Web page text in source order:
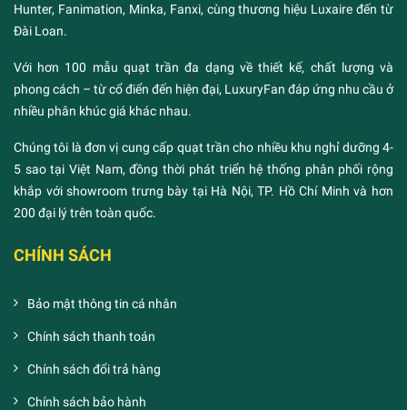
Hunter, Fanimation, Minka, Fanxi, cùng thương hiệu Luxaire đến từ
Đài Loan.
Với hơn 100 mẫu quạt trần đa dạng về thiết kế, chất lượng và
phong cách – từ cổ điển đến hiện đại, LuxuryFan đáp ứng nhu cầu ở
nhiều phân khúc giá khác nhau.
Chúng tôi là đơn vị cung cấp quạt trần cho nhiều khu nghỉ dưỡng 4-
5 sao tại Việt Nam, đồng thời phát triển hệ thống phân phối rộng
khắp với showroom trưng bày tại Hà Nội, TP. Hồ Chí Minh và hơn
200 đại lý trên toàn quốc.
CHÍNH SÁCH
Bảo mật thông tin cá nhân
Chính sách thanh toán
Chính sách đổi trả hàng
Chính sách bảo hành